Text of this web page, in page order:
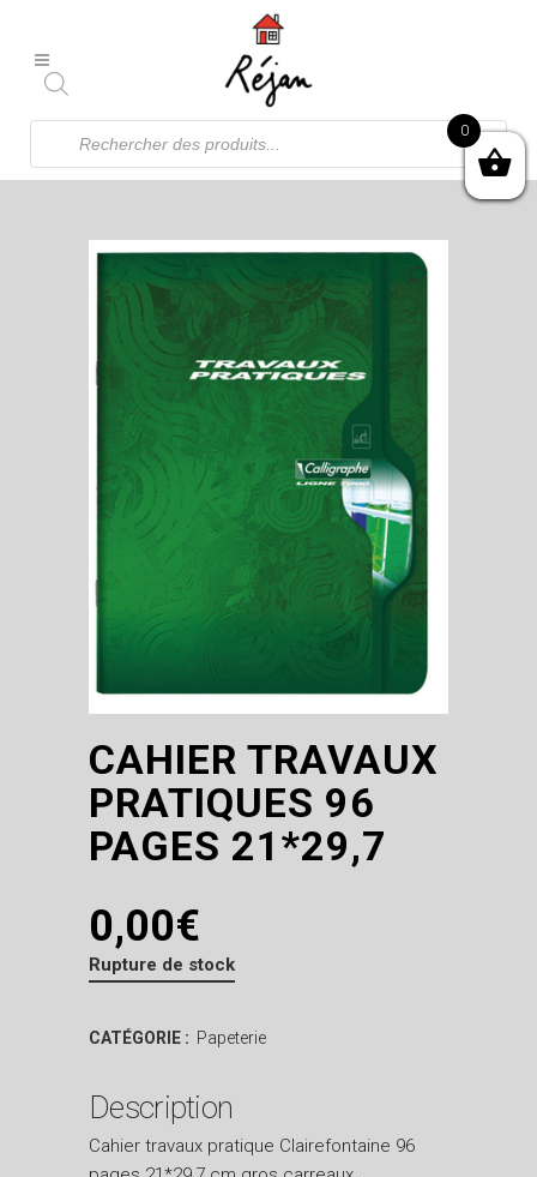
Recherche
produits
CAHIER TRAVAUX
PRATIQUES 96
PAGES 21*29,7
0,00€
Rupture de stock
CATÉGORIE : Papeterie
Description
Cahier travaux pratique Clairefontaine 96
0